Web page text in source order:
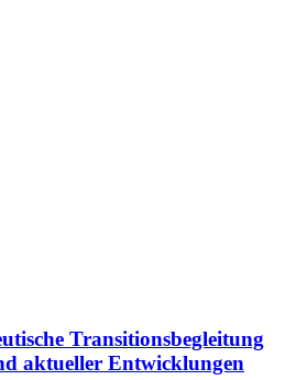
Transitionsbegleitung
aktueller Entwicklungen